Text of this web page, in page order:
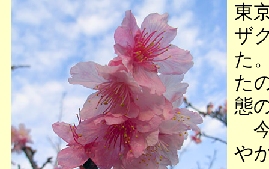
東
ザ
た
た
態
今
や